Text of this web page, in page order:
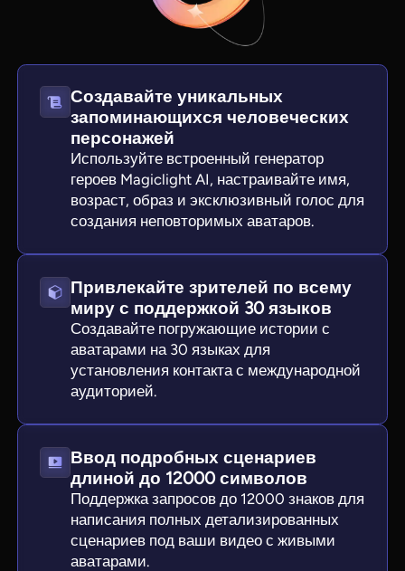
Создавайте уникальных
запоминающихся человеческих
персонажей
Используйте встроенный генератор
героев Magiclight AI, настраивайте имя,
возраст, образ и эксклюзивный голос для
создания неповторимых аватаров.
Привлекайте зрителей по всему
миру с поддержкой 30 языков
Создавайте погружающие истории с
аватарами на 30 языках для
установления контакта с международной
аудиторией.
Ввод подробных сценариев
длиной до 12000 символов
Поддержка запросов до 12000 знаков для
написания полных детализированных
сценариев под ваши видео с живыми
аватарами.